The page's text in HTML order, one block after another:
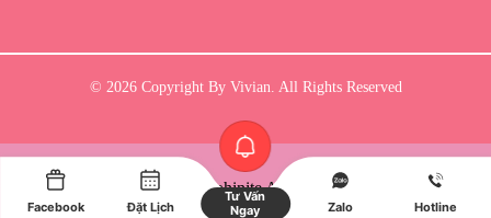
© 2026 Copyright By Vivian. All Rights Reserved
Facebook Đặt Lịch
Tư Vấn
Ngay
Zalo Hotline
Optimized by Seraphinite Accelerator
Turns on site high speed to be attractive for people and search engines.